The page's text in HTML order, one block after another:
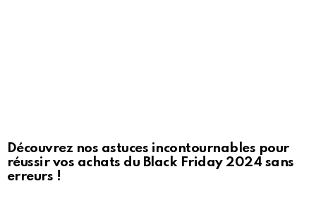
Découvrez nos astuces incontournables pour
réussir vos achats du Black Friday 2024 sans
erreurs !